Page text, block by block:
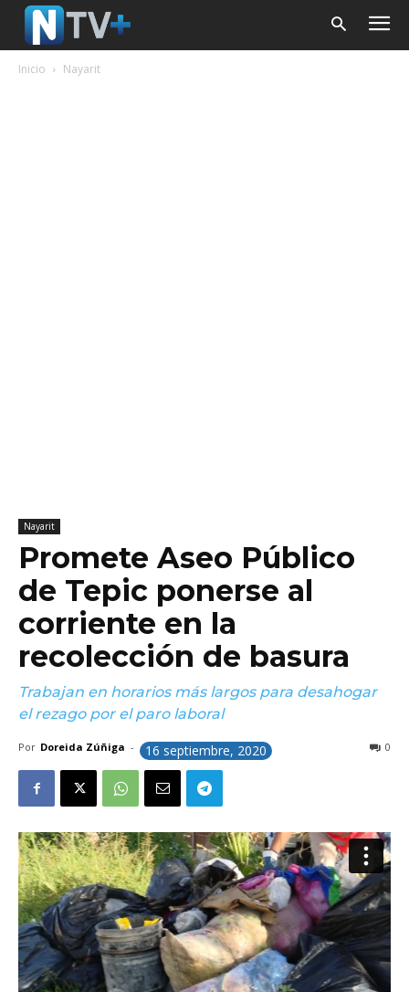
Inicio Nayarit
Nayarit
Promete Aseo Público
de Tepic ponerse al
corriente en la
recolección de basura
Trabajan en horarios más largos para desahogar
el rezago por el paro laboral
Por Doreida Zúñiga - 16 septiembre, 2020 0